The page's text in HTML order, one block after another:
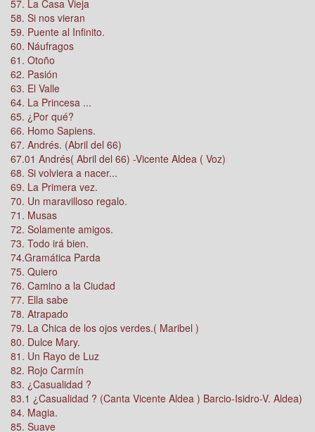
57. La Casa Vieja
58. Si nos vieran
59. Puente al Infinito.
60. Náufragos
61. Otoño
62. Pasión
63. El Valle
64. La Princesa ...
65. ¿Por qué?
66. Homo Sapiens.
67. Andrés. (Abril del 66)
67.01 Andrés( Abril del 66) -Vicente Aldea ( Voz)
68. Si volviera a nacer...
69. La Primera vez.
70. Un maravilloso regalo.
71. Musas
72. Solamente amigos.
73. Todo irá bien.
74.Gramática Parda
75. Quiero
76. Camino a la Ciudad
77. Ella sabe
78. Atrapado
79. La Chica de los ojos verdes.( Maribel )
80. Dulce Mary.
81. Un Rayo de Luz
82. Rojo Carmín
83. ¿Casualidad ?
83.1 ¿Casualidad ? (Canta Vicente Aldea ) Barcio-Isidro-V. Aldea)
84. Magia.
85. Suave